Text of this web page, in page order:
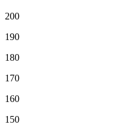
200
190
180
170
160
150